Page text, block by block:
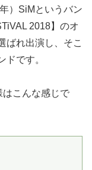
）SiMというバン
2018】のオ
ばれ出演し、そこ
ドです。
はこんな感じで